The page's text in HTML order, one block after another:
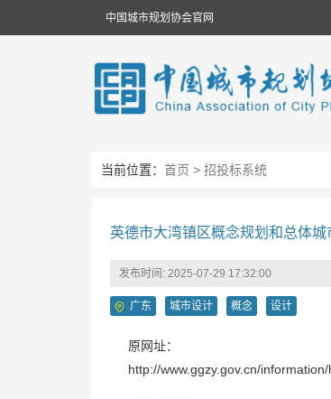
中国城市规划协会官网
当前位置： 首页 > 招投标系统
英德市大湾镇区概念规划和总体城
发布时间: 2025-07-29 17:32:00
广东 城市设计 概念 设计
原网址：
http://www.ggzy.gov.cn/